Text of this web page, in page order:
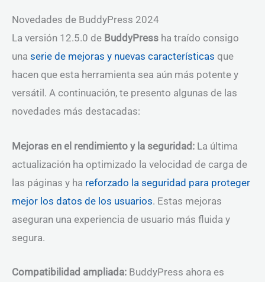
Novedades de BuddyPress 2024
La versión 12.5.0 de BuddyPress ha traído consigo
una serie de mejoras y nuevas características que
hacen que esta herramienta sea aún más potente y
versátil. A continuación, te presento algunas de las
novedades más destacadas:
Mejoras en el rendimiento y la seguridad: La última
actualización ha optimizado la velocidad de carga de
las páginas y ha reforzado la seguridad para proteger
mejor los datos de los usuarios. Estas mejoras
aseguran una experiencia de usuario más fluida y
segura.
Compatibilidad ampliada: BuddyPress ahora es